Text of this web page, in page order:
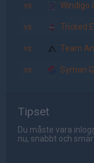
vs. Windigo
vs. Tricked
vs. Team
vs. Syman
Tipset
Du måste vara
nu, snabbt och